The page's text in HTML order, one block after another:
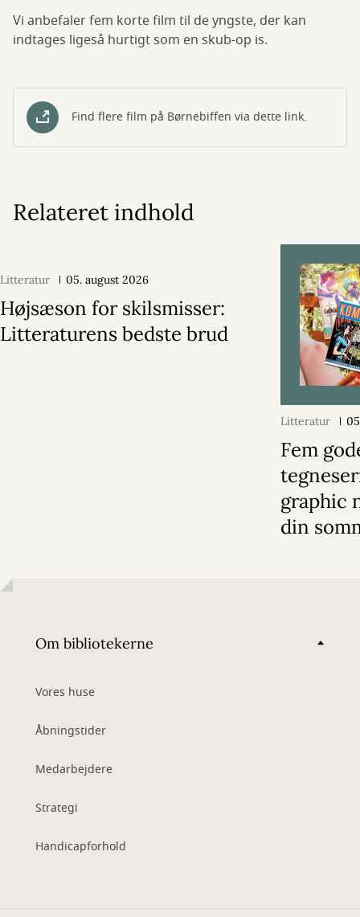
Vi anbefaler fem korte film til de yngste, der kan
indtages ligeså hurtigt som en skub-op is.
Find flere film på Børnebiffen via dette link.
Relateret indhold
Litteratur 05. august 2026
Højsæson for skilsmisser:
Litteraturens bedste brud
Litteratur
Fem
graphic
din
Om bibliotekerne
Vores huse
Åbningstider
Medarbejdere
Strategi
Handicapforhold